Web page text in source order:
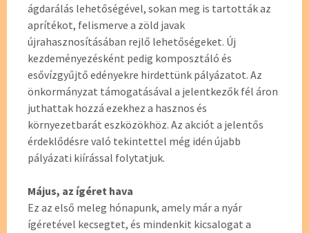
ágdarálás lehetőségével, sokan meg is tartották az
aprítékot, felismerve a zöld javak
újrahasznosításában rejlő lehetőségeket. Új
kezdeményezésként pedig komposztáló és
esővízgyűjtő edényekre hirdettünk pályázatot. Az
önkormányzat támogatásával a jelentkezők fél áron
juthattak hozzá ezekhez a hasznos és
környezetbarát eszközökhöz. Az akciót a jelentős
érdeklődésre való tekintettel még idén újabb
pályázati kiírással folytatjuk.
Május, az ígéret hava
Ez az első meleg hónapunk, amely már a nyár
ígéretével kecsegtet, és mindenkit kicsalogat a